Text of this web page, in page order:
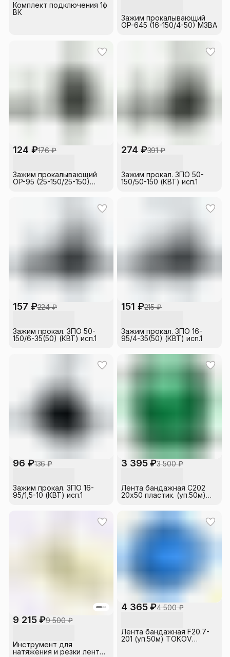
Комплект подключения 1ф
ВК
Зажим прокалывающий
OP-645 (16-150/4-50) МЗВА
124 ₽176 ₽
Зажим прокалывающий
OP-95 (25-150/25-150)
274 ₽391 ₽
Зажим прокал. ЗПО 50-
150/50-150 (КВТ) исп.1
157 ₽224 ₽
Зажим прокал. ЗПО 50-
150/6-35(50) (КВТ) исп.1
151 ₽215 ₽
Зажим прокал. ЗПО 16-
95/4-35(50) (КВТ) исп.1
96 ₽136 ₽
Зажим прокал. ЗПО 16-
95/1,5-10 (КВТ) исп.1
3 395 ₽3 500 ₽
Лента бандажная C202
20х50 пластик. (уп.50м)
9 215 ₽9 500 ₽
Инструмент для
натяжения и резки ленты
4 365 ₽4 500 ₽
Лента бандажная F20.7-
201 (уп.50м) TOKOV